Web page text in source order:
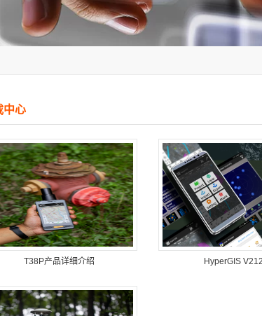
中心
T38P产品详细介绍 HyperGIS